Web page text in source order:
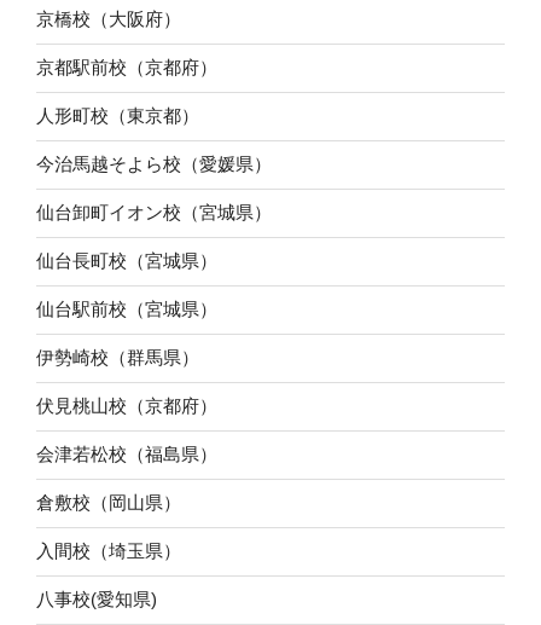
京橋校（大阪府）
京都駅前校（京都府）
人形町校（東京都）
今治馬越そよら校（愛媛県）
仙台卸町イオン校（宮城県）
仙台長町校（宮城県）
仙台駅前校（宮城県）
伊勢崎校（群馬県）
伏見桃山校（京都府）
会津若松校（福島県）
倉敷校（岡山県）
入間校（埼玉県）
八事校(愛知県)